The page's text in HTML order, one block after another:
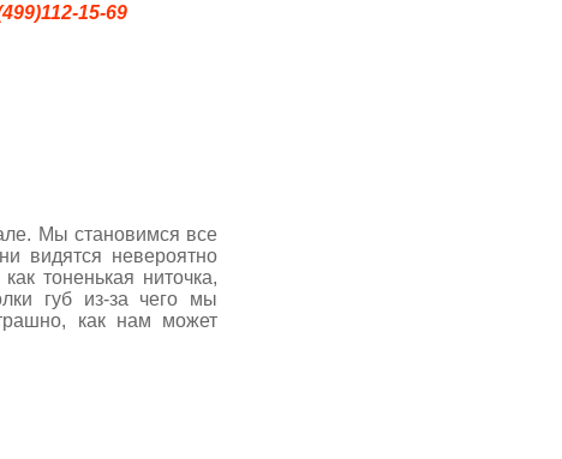
15-69
Мы становимся все
видятся невероятно
тоненькая ниточка,
губ из-за чего мы
как нам может